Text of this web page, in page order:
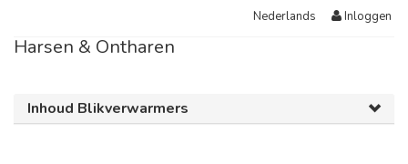
Nederlands Inloggen
Harsen & Ontharen
Inhoud Blikverwarmers